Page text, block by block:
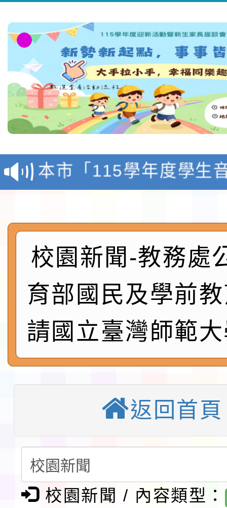
檢送「桃園市115學年
賽實施要點」1份
本市「115學年度學生
程安排一案
「桃園市補助參觀特色
展演活動實施計畫」
請一案
社團法人中華民國畫廊
026 ART TAIPEI臺北
會」之「藝術教育日」
本校115學年度第1學
第2次招考代課鐘點教
告(採1次公告分次招考)
115 年度兒童課後照顧
轉知本市體育總會划船
「115年桃園市運動會
錦標賽」海洋艇及
域)，申請變更地點
「114-115年度
會活動流程表
函轉桃園市童軍會辦
童軍小隊長訓練營活動
檢送「桃園市115學年
賽實施要點」1份
本市「115學年度學生
程安排一案
「桃園市補助參觀特色
校園新聞-教務處
育部國民及學前
請國立臺灣師範
返回首頁
校園新聞 / 內容類型：